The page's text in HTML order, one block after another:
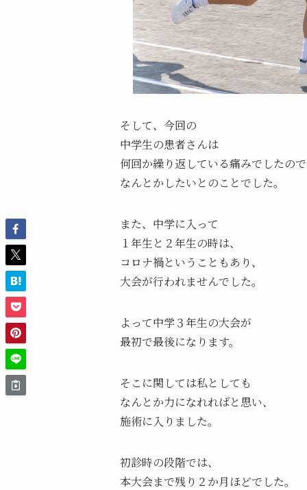
そして、今回の
中学生の患者さんは
何回か繰り返している痛みでしたの
なんとかしたいとのことでした。
また、中学に入って
１年生と２年生の時は、
コロナ禍ということもあり、
大会が行われませんでした。
よって中学３年生の大会が
最初で最後になります。
そこに関しては私としても
なんとか力になれればと思い、
施術に入りました。
初診時の段階では、
本大会まで残り２か月ほどでした。